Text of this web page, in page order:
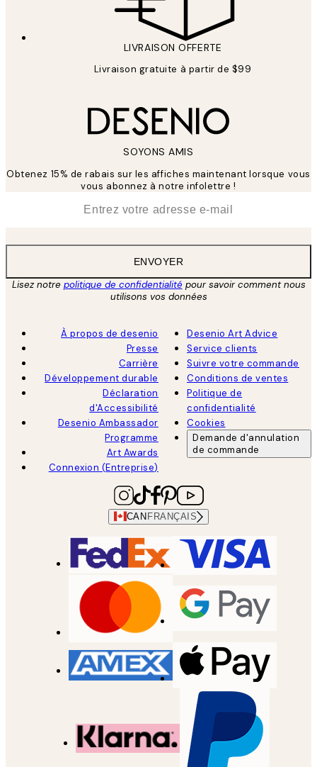
LIVRAISON OFFERTE
Livraison gratuite à partir de $99
SOYONS AMIS
Obtenez 15% de rabais sur les affiches maintenant lorsque vous
vous abonnez à notre infolettre !
ENVOYER
Lisez notre politique de confidentialitépour savoir comment nous
utilisons vos données
À propos de desenio
Presse
Carrière
Développement durable
Déclaration
d'Accessibilité
Desenio Ambassador
Programme
Art Awards
Connexion (Entreprise)
Desenio Art Advice
Service clients
Suivre votre commande
Conditions de ventes
Politique de
confidentialité
Cookies
Demande d'annulation
de commande
CAN FRANÇAIS